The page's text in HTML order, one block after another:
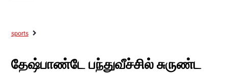
sports
தேஷ்பாண்டே பந்துவீச்சில் சுருண்ட